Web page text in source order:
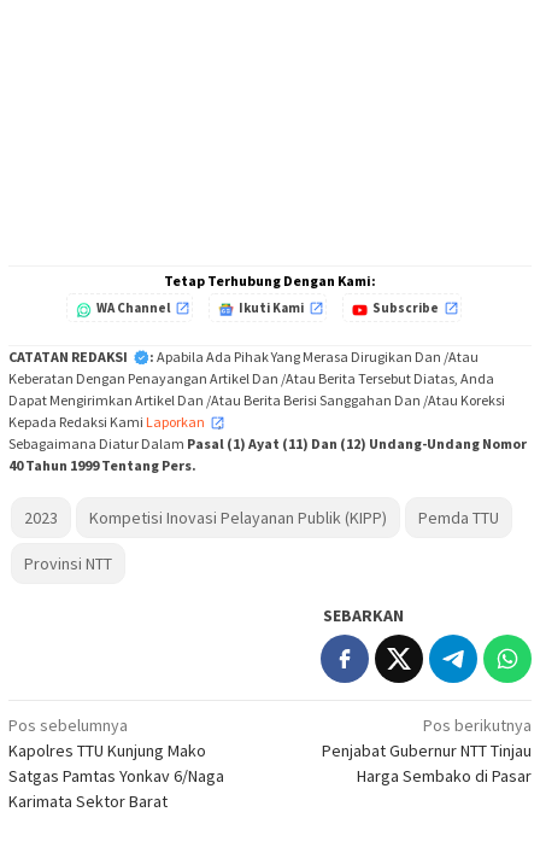
Tetap Terhubung Dengan Kami:
WA Channel Ikuti Kami Subscribe
CATATAN REDAKSI : Apabila Ada Pihak Yang Merasa Dirugikan Dan /Atau
Keberatan Dengan Penayangan Artikel Dan /Atau Berita Tersebut Diatas, Anda
Dapat Mengirimkan Artikel Dan /Atau Berita Berisi Sanggahan Dan /Atau Koreksi
Kepada Redaksi Kami Laporkan
,
Sebagaimana Diatur Dalam Pasal (1) Ayat (11) Dan (12) Undang-Undang Nomor
40 Tahun 1999 Tentang Pers.
2023 Kompetisi Inovasi Pelayanan Publik (KIPP) Pemda TTU
Provinsi NTT
SEBARKAN
Navigasi
pos
Pos sebelumnya
Kapolres TTU Kunjung Mako
Satgas Pamtas Yonkav 6/Naga
Karimata Sektor Barat
Pos berikutnya
Penjabat Gubernur NTT Tinjau
Harga Sembako di Pasar